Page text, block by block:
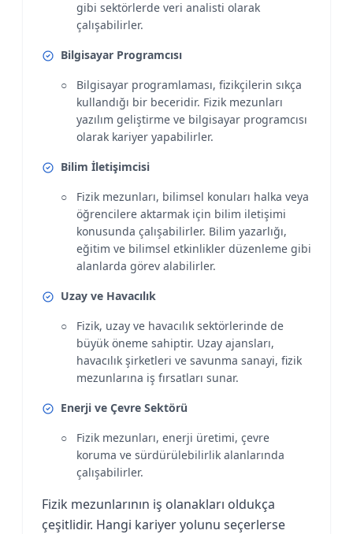
gibi sektörlerde veri analisti olarak
çalışabilirler.
Bilgisayar Programcısı
Bilgisayar programlaması, fizikçilerin sıkça
kullandığı bir beceridir. Fizik mezunları
yazılım geliştirme ve bilgisayar programcısı
olarak kariyer yapabilirler.
Bilim İletişimcisi
Fizik mezunları, bilimsel konuları halka veya
öğrencilere aktarmak için bilim iletişimi
konusunda çalışabilirler. Bilim yazarlığı,
eğitim ve bilimsel etkinlikler düzenleme gibi
alanlarda görev alabilirler.
Uzay ve Havacılık
Fizik, uzay ve havacılık sektörlerinde de
büyük öneme sahiptir. Uzay ajansları,
havacılık şirketleri ve savunma sanayi, fizik
mezunlarına iş fırsatları sunar.
Enerji ve Çevre Sektörü
Fizik mezunları, enerji üretimi, çevre
koruma ve sürdürülebilirlik alanlarında
çalışabilirler.
Fizik mezunlarının iş olanakları oldukça
çeşitlidir. Hangi kariyer yolunu seçerlerse